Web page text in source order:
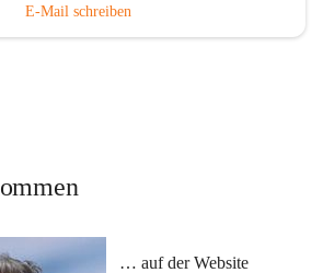
E-Mail schreiben
… auf der Website